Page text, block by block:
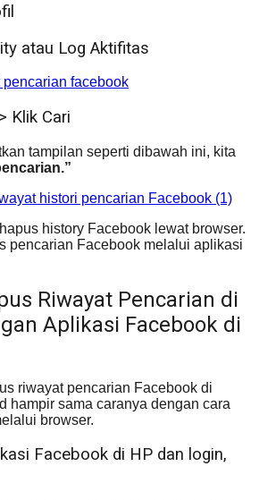
atau Log Aktifitas
Klik Cari
tampilan seperti dibawah ini, kita
history Facebook lewat browser.
pencarian Facebook melalui aplikasi
Riwayat Pencarian di
Aplikasi Facebook di
riwayat pencarian Facebook di
hampir sama caranya dengan cara
browser.
Facebook di HP dan login,